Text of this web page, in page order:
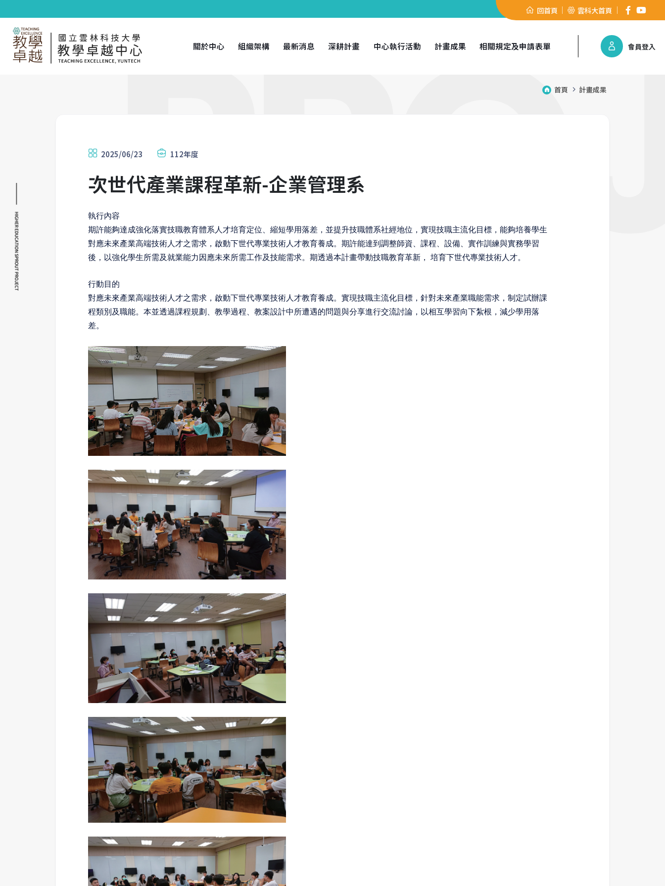
回首頁 雲科大首頁
關於中心 組織架構 最新消息 深耕計畫 中心執行活動 計畫成果 相關規定及申請表單 會員登入
首頁 計畫成果
2025/06/23 112年度
次世代產業課程革新-企業管理系
執行內容
期許能夠達成強化落實技職教育體系人才培育定位、縮短學用落差，並提升技職體系社經地位，實現技職主流化目標，能夠培養學生
對應未來產業高端技術人才之需求，啟動下世代專業技術人才教育養成。期許能達到調整師資、課程、設備、實作訓練與實務學習
後，以強化學生所需及就業能力因應未來所需工作及技能需求。期透過本計畫帶動技職教育革新，
培育下世代專業技術人才。
行動目的
對應未來產業高端技術人才之需求，啟動下世代專業技術人才教育養成。實現技職主流化目標，針對未來產業職能需求，制定試辦課
程類別及職能。本並透過課程規劃、教學過程、教案設計中所遭遇的問題與分享進行交流討論，以相互學習向下紮根，減少學用落
差。